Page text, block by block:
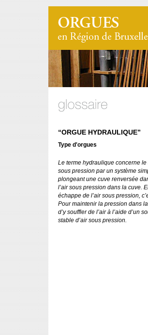
“ORGUE HYDRAULIQUE”
Type d'orgues
Le terme hydraulique concerne
sous pression par un système
plongeant une cuve renversée
l’air sous pression dans la cuve.
échappe de l’air sous pression,
Pour maintenir la pression dans
d’y souffler de l’air à l’aide d’un
stable d’air sous pression.